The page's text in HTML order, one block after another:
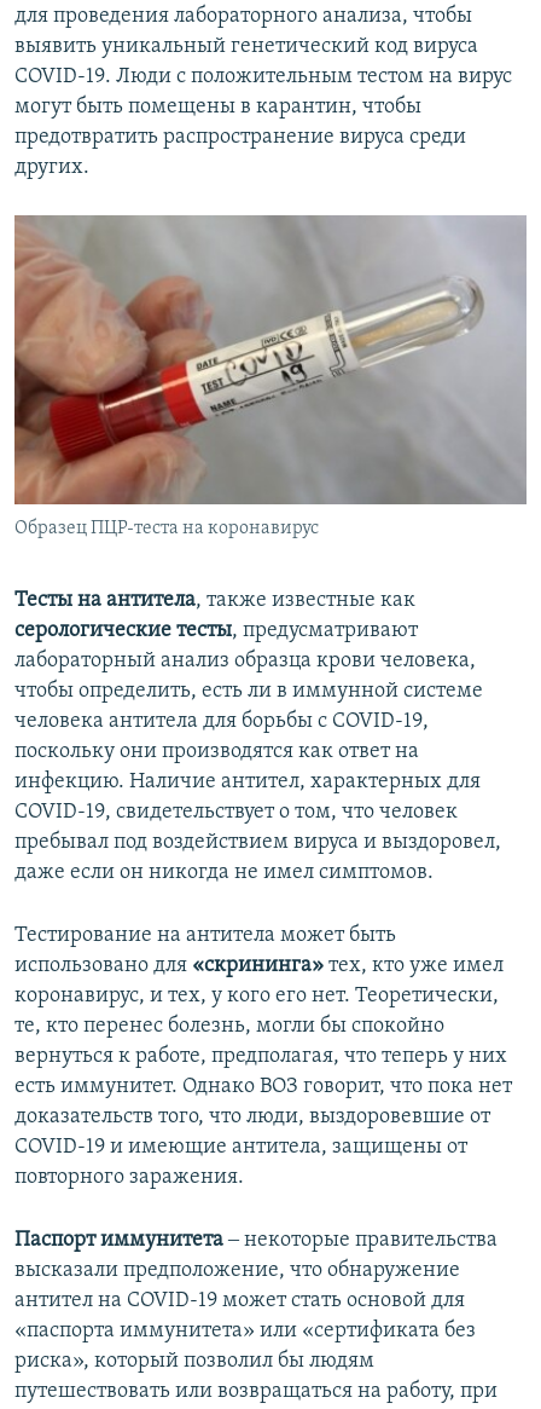
для проведения лабораторного анализа, чтобы
выявить уникальный генетический код вируса
COVID-19. Люди с положительным тестом на вирус
могут быть помещены в карантин, чтобы
предотвратить распространение вируса среди
других.
Образец ПЦР-теста на коронавирус
Тесты на антитела, также известные как
серологические тесты, предусматривают
лабораторный анализ образца крови человека,
чтобы определить, есть ли в иммунной системе
человека антитела для борьбы с COVID-19,
поскольку они производятся как ответ на
инфекцию. Наличие антител, характерных для
COVID-19, свидетельствует о том, что человек
пребывал под воздействием вируса и выздоровел,
даже если он никогда не имел симптомов.
Тестирование на антитела может быть
использовано для «скрининга» тех, кто уже имел
коронавирус, и тех, у кого его нет. Теоретически,
те, кто перенес болезнь, могли бы спокойно
вернуться к работе, предполагая, что теперь у них
есть иммунитет. Однако ВОЗ говорит, что пока нет
доказательств того, что люди, выздоровевшие от
COVID-19 и имеющие антитела, защищены от
повторного заражения.
Паспорт иммунитета‒ некоторые правительства
высказали предположение, что обнаружение
антител на COVID-19 может стать основой для
«паспорта иммунитета» или «сертификата без
риска», который позволил бы людям
путешествовать или возвращаться на работу, при